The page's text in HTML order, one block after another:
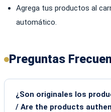
Agrega tus productos al
automático.
Preguntas
¿Son originales los
/ Are the products